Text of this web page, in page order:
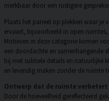
merkbaar door een rustigere
Plaats het paneel op plekken waar je
ervaart, bijvoorbeeld in open
Motieven in deze categorie komen
een doordachte en samenhangende
bij met subtiele details en natuurlijke
en levendig maken zonder de ruimte
Ontwerp dat de ruimte verbetert
Door de hoeveelheid gereflecteerd